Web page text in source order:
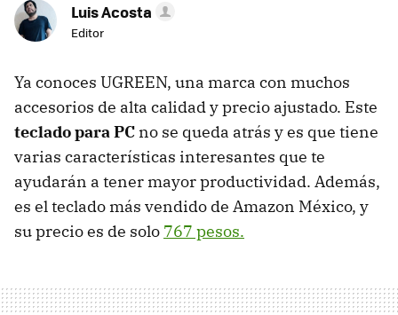
Luis Acosta
Editor
Ya conoces UGREEN, una marca con muchos
accesorios de alta calidad y precio ajustado. Este
teclado para PC no se queda atrás y es que tiene
varias características interesantes que te
ayudarán a tener mayor productividad. Además,
es el teclado más vendido de Amazon México, y
su precio es de solo 767 pesos.